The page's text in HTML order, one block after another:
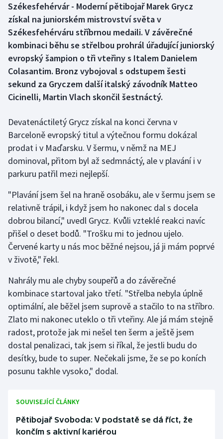
Box
Curling
Dostihy
Florbal
Golf
Gymnastika
Jezdectví
Judo
Krasobruslení
Lezení
Lyže a snowboard
Moderní pětiboj
Motorsport
Olympijské hry
Parasport
Plavání
Székesfehérvár - Moderní pětibojař Marek Grycz
získal na juniorském mistrovství světa v
Székesfehérváru stříbrnou medaili. V závěrečné
kombinaci běhu se střelbou prohrál úřadující juniorský
evropský šampion o tři vteřiny s Italem Danielem
Colasantim. Bronz vybojoval s odstupem šesti
sekund za Gryczem další italský závodník Matteo
Cicinelli, Martin Vlach skončil šestnáctý.
Devatenáctiletý Grycz získal na konci června v
Barceloně evropský titul a výtečnou formu dokázal
prodat i v Maďarsku. V šermu, v němž na MEJ
dominoval, přitom byl až sedmnáctý, ale v plavání i v
parkuru patřil mezi nejlepší.
"Plavání jsem šel na hraně osobáku, ale v šermu jsem se
relativně trápil, i když jsem ho nakonec dal s docela
dobrou bilancí," uvedl Grycz. Kvůli vzteklé reakci navíc
přišel o deset bodů. "Trošku mi to jednou ujelo.
Červené karty u nás moc běžné nejsou, já ji mám poprvé
v životě," řekl.
Nahrály mu ale chyby soupeřů a do závěrečné
kombinace startoval jako třetí. "Střelba nebyla úplně
optimální, ale běžel jsem suprově a stačilo to na stříbro.
Zlato mi nakonec uteklo o tři vteřiny. Ale já mám stejně
radost, protože jak mi nešel ten šerm a ještě jsem
dostal penalizaci, tak jsem si říkal, že jestli budu do
desítky, bude to super. Nečekali jsme, že se po koních
posunu takhle vysoko," dodal.
SOUVISEJÍCÍ ČLÁNKY
Pětibojař Svoboda: V podstatě se dá říct, že
končím s aktivní kariérou